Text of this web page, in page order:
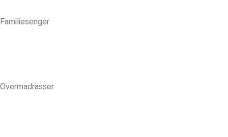
Familiesenger
Overmadrasser